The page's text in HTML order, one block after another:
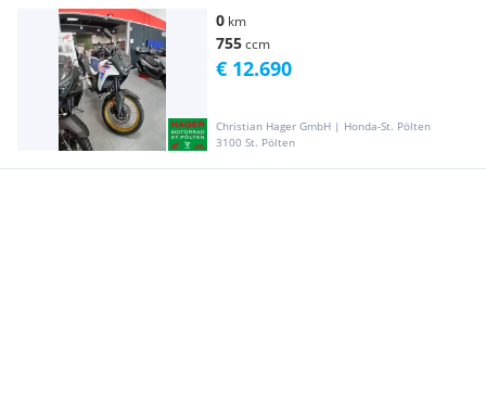
0 km
755ccm
Christian Hager GmbH | Honda-St. Pölten
3100 St. Pölten
€ 12.690